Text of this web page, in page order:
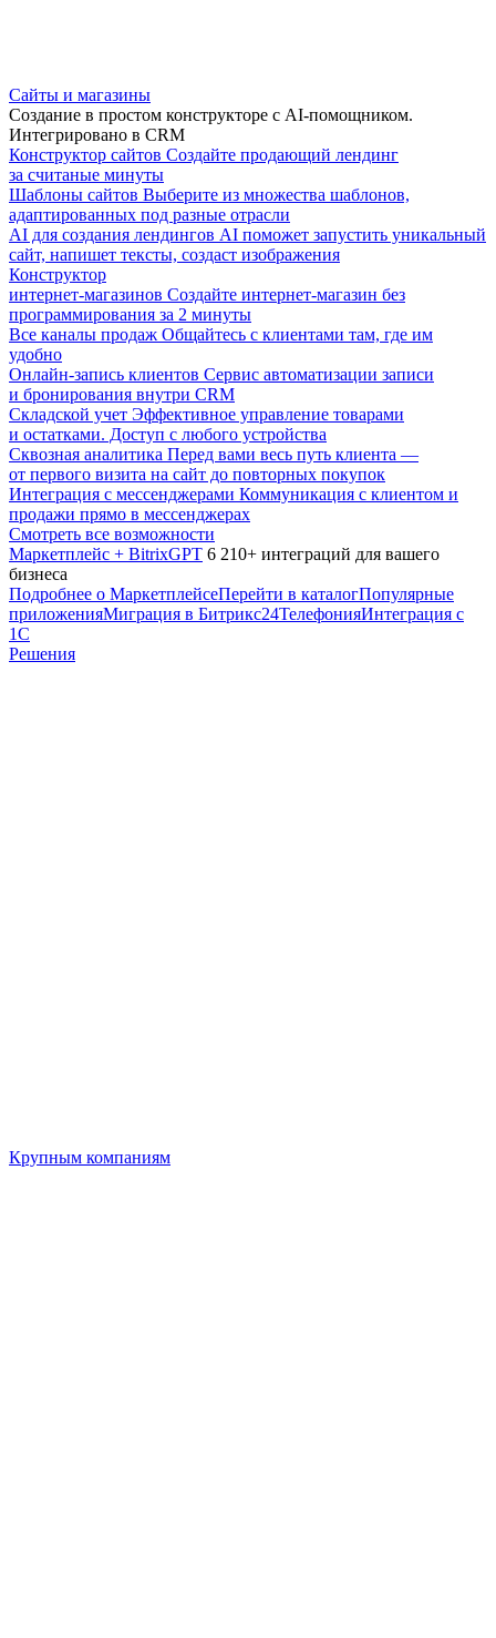
Сайты и магазины
Создание в простом конструкторе с AI-помощником.
Интегрировано в CRM
Конструктор сайтов Создайте продающий лендинг
за считаные минуты
Шаблоны сайтов Выберите из множества шаблонов,
адаптированных под разные отрасли
AI для создания лендингов AI поможет запустить уникальный
сайт, напишет тексты, создаст изображения
Конструктор
интернет-магазинов Создайте интернет-магазин без
программирования за 2 минуты
Все каналы продаж Общайтесь с клиентами там, где им
удобно
Онлайн-запись клиентов Сервис автоматизации записи
и бронирования внутри CRM
Складской учет Эффективное управление товарами
и остатками. Доступ с любого устройства
Сквозная аналитика Перед вами весь путь клиента —
от первого визита на сайт до повторных покупок
Интеграция с мессенджерами Коммуникация с клиентом и
продажи прямо в мессенджерах
Смотреть все возможности
Маркетплейс + BitrixGPT 6 210+ интеграций для вашего
бизнеса
Подробнее о МаркетплейсеПерейти в каталогПопулярные
приложенияМиграция в Битрикс24ТелефонияИнтеграция с
1С
Решения
Крупным компаниям